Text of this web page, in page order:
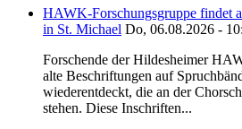
HAWK-Forschungsgruppe findet
in St. Michael Do, 06.08.2026 -
Forschende der Hildesheimer
alte Beschriftungen auf
wiederentdeckt, die an der
stehen. Diese Inschriften...